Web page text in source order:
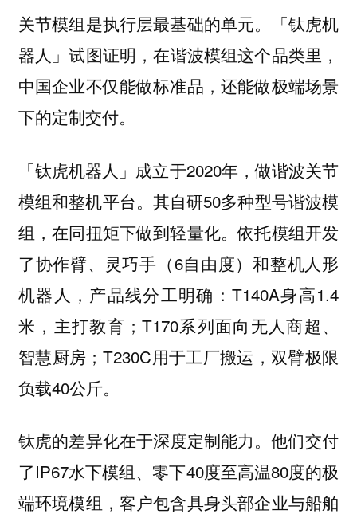
关节模组是执行层最基础的单元。
「钛虎机
器人」试图证明，在谐波模组这个品类里，
中国企业不仅能做标准品，还能做极端场景
下的定制交付。
「钛虎机器人」成立于2020年，做谐波关节
模组和整机平台。其自研50多种型号谐波模
组，在同扭矩下做到轻量化。依托模组开发
了协作臂、灵巧手（6自由度）和整机人形
机器人，产品线分工明确：T140A身高1.4
米，主打教育；T170系列面向无人商超、
智慧厨房；T230C用于工厂搬运，双臂极限
负载40公斤。
钛虎的差异化在于深度定制能力。他们交付
了IP67水下模组、零下40度至高温80度的极
端环境模组，客户包含具身头部企业与船舶